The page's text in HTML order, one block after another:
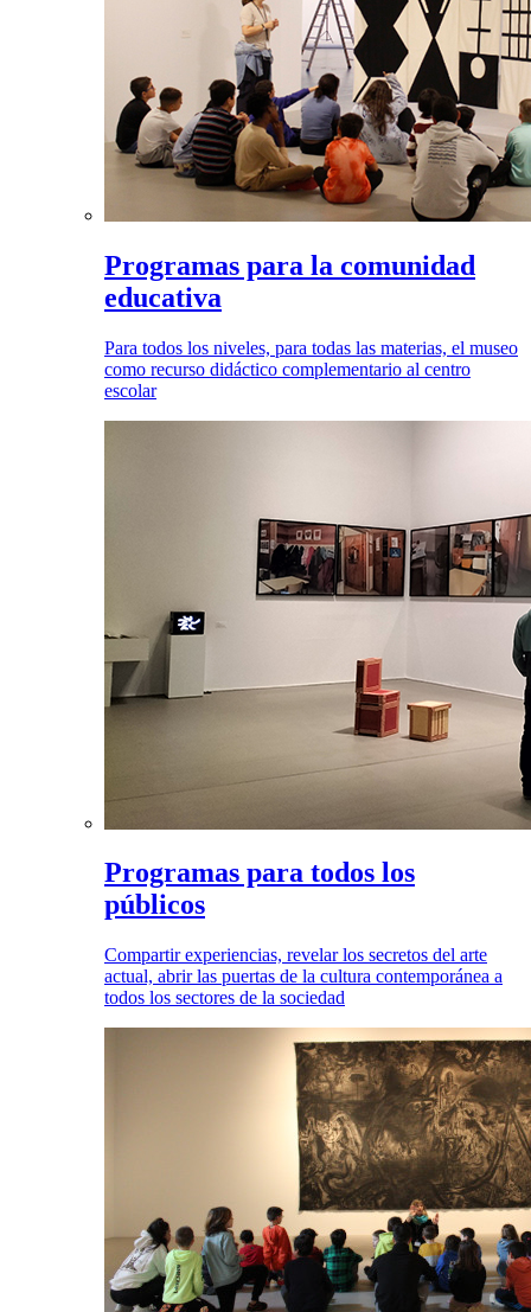
Programas para la comunidad
educativa
Para todos los niveles, para todas las materias, el museo
como recurso didáctico complementario al centro
escolar
Programas para todos los
públicos
Compartir experiencias, revelar los secretos del arte
actual, abrir las puertas de la cultura contemporánea a
todos los sectores de la sociedad